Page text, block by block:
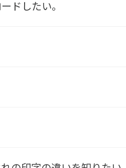
ドしたい。